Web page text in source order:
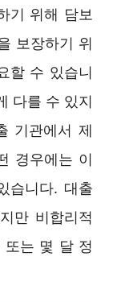
기 위해 담보
보장하기 위
할 수 있습니
다를 수 있지
기관에서 제
경우에는 이
습니다. 대출
만 비합리적
또는 몇 달 정